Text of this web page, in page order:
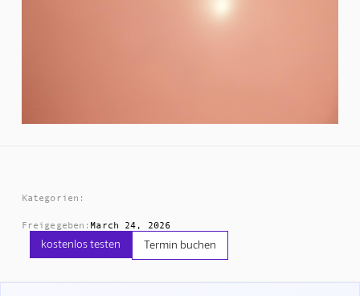
Kategorien:
Freigegeben: March 24, 2026
kostenlos testen Termin buchen